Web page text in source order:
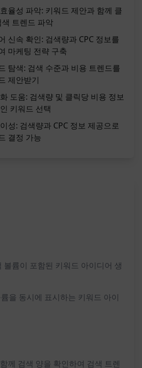
율성 파악: 키워드 제안과 함께 클
트렌드 파악
신속 확인: 검색량과 CPC 정보를
마케팅 전략 구축
탐색: 검색 수준과 비용 트렌드를
제안받기
도움: 검색량 및 클릭당 비용 정보
키워드 선택
성: 검색량과 CPC 정보 제공으로
결정 가능
볼륨이 포함된 키워드 아이디어 생
을 동시에 표시하는 키워드 아이
께 검색 양을 확인하여 검색 트렌